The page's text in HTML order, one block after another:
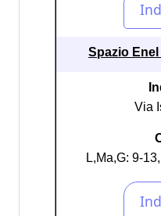
Spazio Enel
Via
L,Ma,G: 9-